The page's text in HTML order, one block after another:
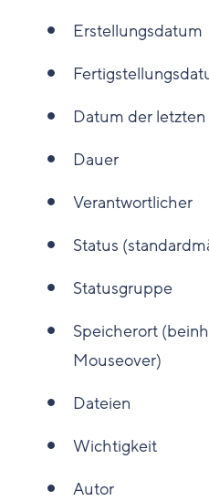
Erstellungsdatum
Datum der
Dauer
Verantwortlicher
Status
Statusgruppe
Speicherort
Mouseover)
Dateien
Wichtigkeit
Autor